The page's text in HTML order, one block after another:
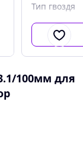
Тип гвоздя
100мм для